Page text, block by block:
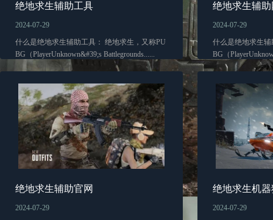
绝地求生辅助工具
2024-07-29
什么是绝地求生辅助工具： 绝地求生，又称PU
BG（PlayerUnknown&#39;s Battlegrounds......
绝地求生辅助
2024-07-29
什么是绝地求生
BG（
绝地求生辅助官网
2024-07-29
绝地求生机
2024-07-29